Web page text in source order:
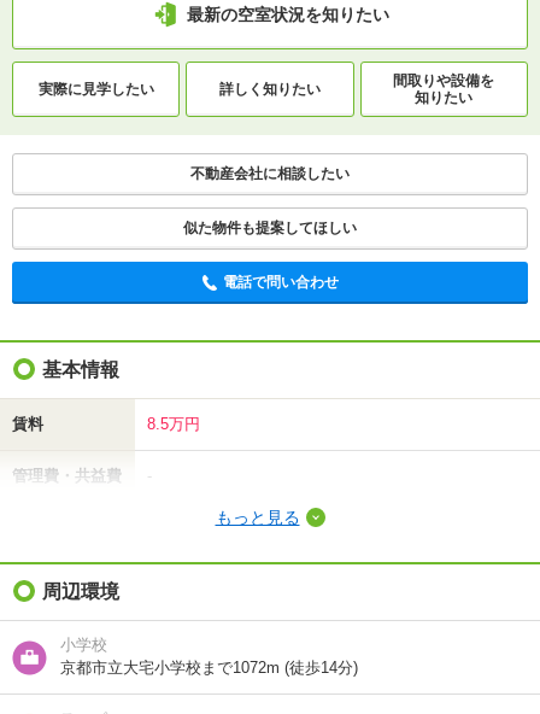
最新の空室状況を知りたい
実際に 見学したい 詳しく知りたい
間取りや設備を
知りたい
不動産会社に相談したい
似た物件も提案してほしい
電話で問い合わせ
基本情報
賃料 8.5万円
管理費・共益費 -
礼金（敷引・償
却金）
間取り / 専有面
積
4SDK/ 78.31m²
もっと見る
周辺環境
小学校
京都市立大宅小学校まで1072m (徒歩14分)